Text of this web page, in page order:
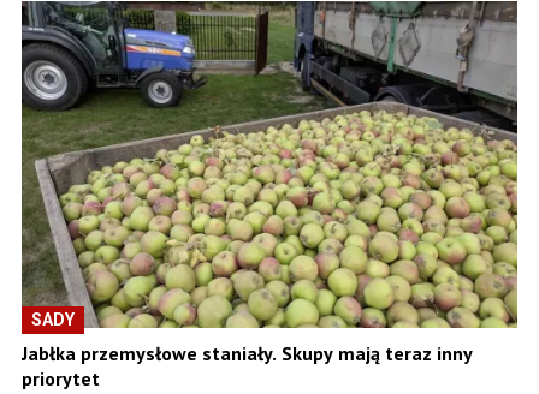
SADY
Jabłka przemysłowe staniały. Skupy mają teraz inny
priorytet